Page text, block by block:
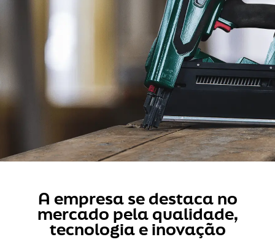
A empresa se destaca no
mercado pela qualidade,
tecnologia e inovação